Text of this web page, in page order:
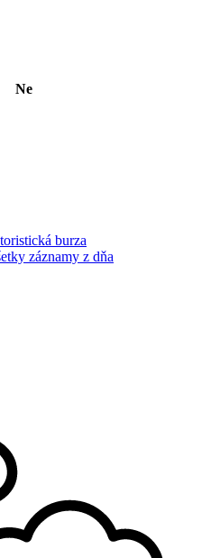
Ne
burza
záznamy z dňa